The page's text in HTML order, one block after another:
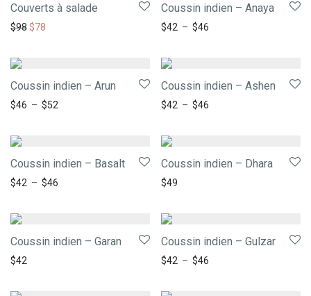
Couverts à salade
$98$78
Coussin indien – Anaya
$42 – $46
Coussin indien – Arun
$46 – $52
Coussin indien – Ashen
$42 – $46
Coussin indien – Basalt
$42 – $46
Coussin indien – Dhara
$49
Coussin indien – Garan
$42
Coussin indien – Gulzar
$42 – $46